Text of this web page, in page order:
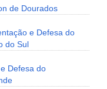
de Dourados
e Defesa do
do Sul
Defesa do